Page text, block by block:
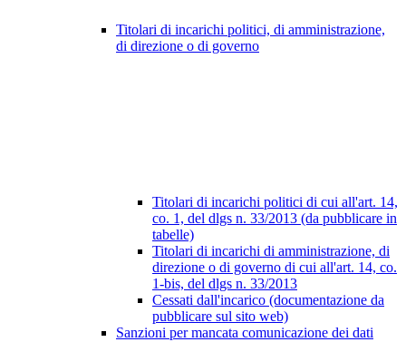
Titolari di incarichi politici, di amministrazione,
di direzione o di governo
Titolari di incarichi politici di cui all'art. 14,
co. 1, del dlgs n. 33/2013 (da pubblicare in
tabelle)
Titolari di incarichi di amministrazione, di
direzione o di governo di cui all'art. 14, co.
1-bis, del dlgs n. 33/2013
Cessati dall'incarico (documentazione da
pubblicare sul sito web)
Sanzioni per mancata comunicazione dei dati